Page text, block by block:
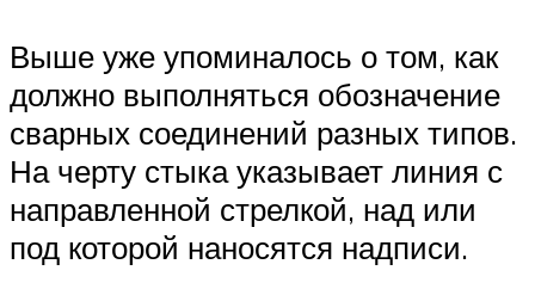
Выше уже упоминалось о том, как
должно выполняться обозначение
сварных соединений разных типов.
На черту стыка указывает линия с
направленной стрелкой, над или
под которой наносятся надписи.